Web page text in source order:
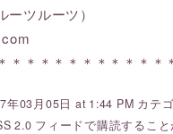
ツルーツ）
＊＊＊＊＊＊＊＊＊＊＊
年03月05日 at 1:44 PM カテ
2.0 フィードで購読するこ